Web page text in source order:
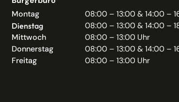
Montag
08:00 – 13:00 & 14:00 –
Dienstag
08:00 – 13:00 & 14:00 –
Mittwoch
08:00 – 13:00 Uhr
Donnerstag
08:00 – 13:00 & 14:00 –
Freitag
08:00 – 13:00 Uhr